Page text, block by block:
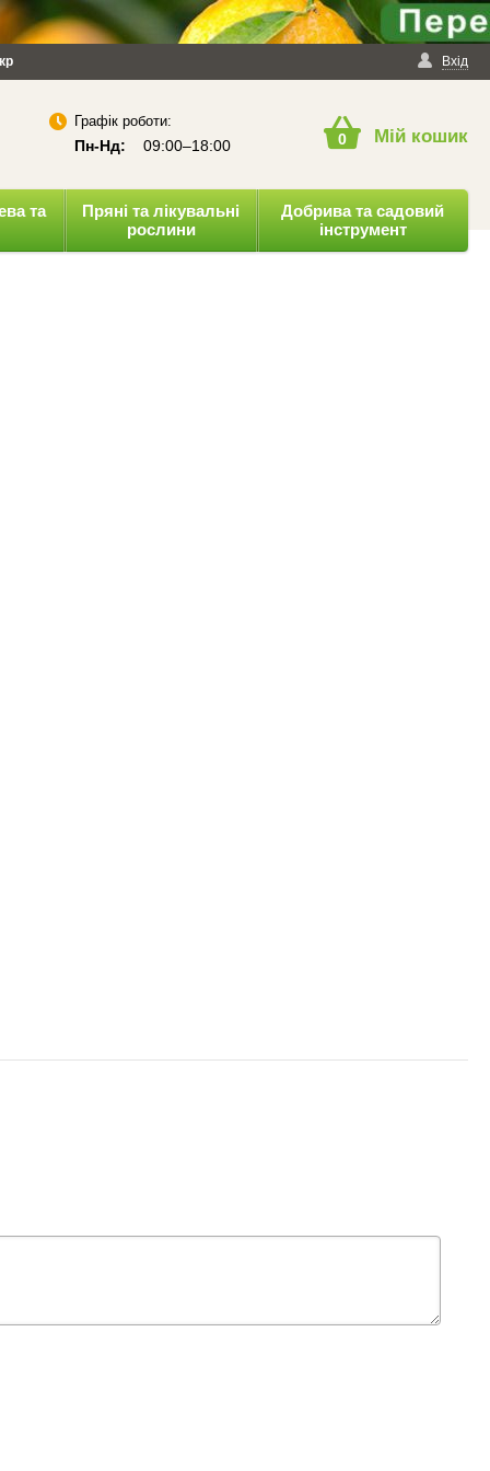
Вхід
Графік роботи:
Пн-Нд: 09:00–18:00 0 Мій кошик
та
Пряні та лікувальні
рослини
Добрива та садовий
інструмент